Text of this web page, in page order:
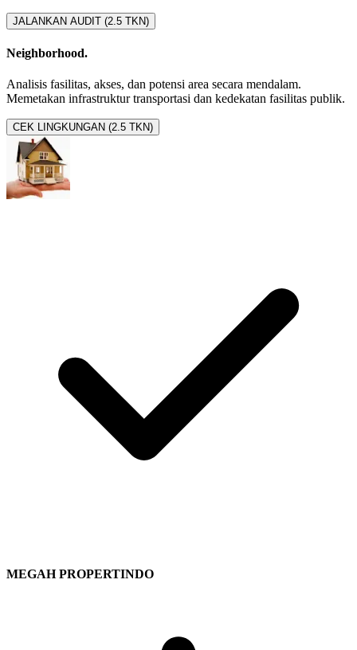
JALANKAN AUDIT (2.5 TKN)
Neighborhood.
Analisis fasilitas, akses, dan potensi area secara mendalam.
Memetakan infrastruktur transportasi dan kedekatan fasilitas publik.
CEK LINGKUNGAN (2.5 TKN)
MEGAH PROPERTINDO